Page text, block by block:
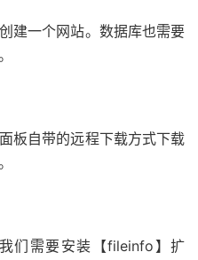
建一个网站。数据库也需要
板自带的远程下载方式下载
们需要安装【fileinfo】扩